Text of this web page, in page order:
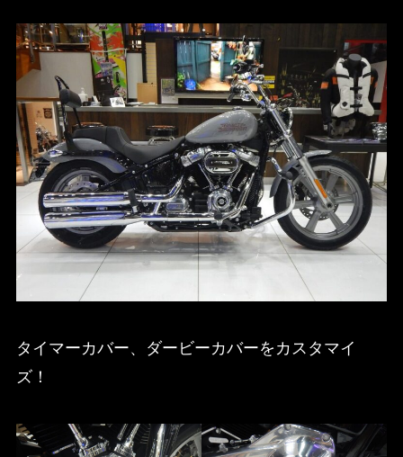
タイマーカバー、ダービーカバーをカスタマイ
ズ！